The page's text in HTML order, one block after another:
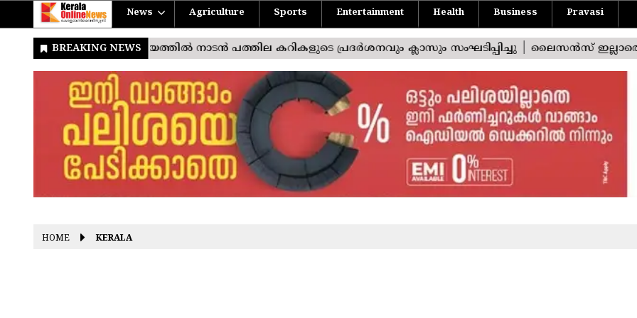
News Agriculture Sports Entertainment Health Business Pravasi
HOME KERALA